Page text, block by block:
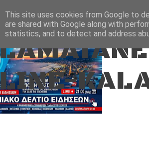
This site uses cookies from Google to
are shared with Google along with
statistics, and to detect and address